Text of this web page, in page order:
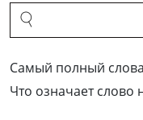
Cамый полный
Что означает слово